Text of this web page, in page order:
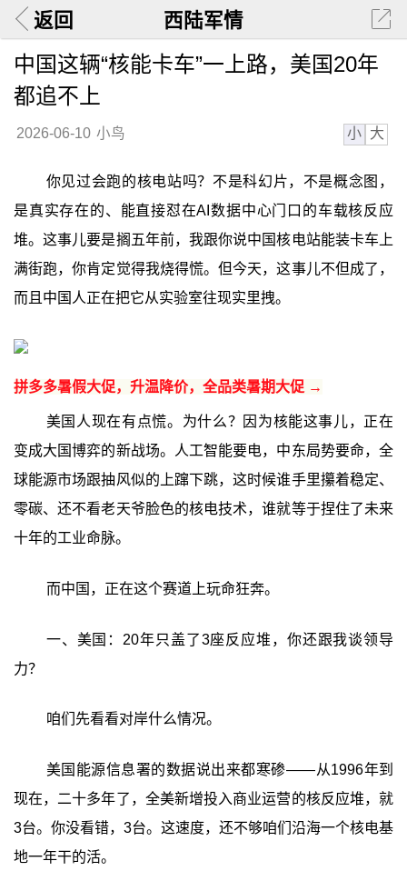
返回 西陆军情
中国这辆“核能卡车”一上路，美国20年
都追不上
2026-06-10 小鸟 小 大
你见过会跑的核电站吗？不是科幻片，不是概念图，
是真实存在的、能直接怼在AI数据中心门口的车载核反应
堆。这事儿要是搁五年前，我跟你说中国核电站能装卡车上
满街跑，你肯定觉得我烧得慌。但今天，这事儿不但成了，
而且中国人正在把它从实验室往现实里拽。
拼多多暑假大促，升温降价，全品类暑期大促 →
美国人现在有点慌。为什么？因为核能这事儿，正在
变成大国博弈的新战场。人工智能要电，中东局势要命，全
球能源市场跟抽风似的上蹿下跳，这时候谁手里攥着稳定、
零碳、还不看老天爷脸色的核电技术，谁就等于捏住了未来
十年的工业命脉。
而中国，正在这个赛道上玩命狂奔。
一、美国：20年只盖了3座反应堆，你还跟我谈领导
力？
咱们先看看对岸什么情况。
美国能源信息署的数据说出来都寒碜——从1996年到
现在，二十多年了，全美新增投入商业运营的核反应堆，就
3台。你没看错，3台。这速度，还不够咱们沿海一个核电基
地一年干的活。